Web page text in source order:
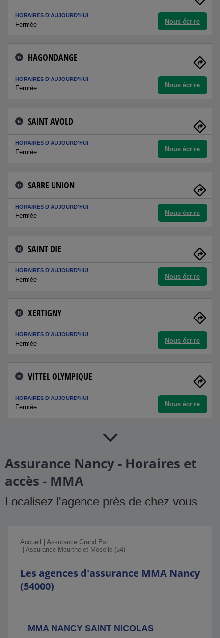
HORAIRES D'AUJOURD'HUI
Fermée Nous écrire
15 HAGONDANGE
HORAIRES D'AUJOURD'HUI
Fermée Nous écrire
16 SAINT AVOLD
HORAIRES D'AUJOURD'HUI
Fermée Nous écrire
17 SARRE UNION
HORAIRES D'AUJOURD'HUI
Fermée Nous écrire
18 SAINT DIE
HORAIRES D'AUJOURD'HUI
Fermée Nous écrire
19 XERTIGNY
HORAIRES D'AUJOURD'HUI
Fermée Nous écrire
20 VITTEL OLYMPIQUE
HORAIRES D'AUJOURD'HUI
Fermée Nous écrire
Assurance Nancy - Horaires et
accès - MMA
Localisez l'agence près de chez vous
Accueil
Assurance Grand Est
Assurance Meurthe-et-Moselle (54)
Les agences d'assurance MMA Nancy
(54000)
MMA NANCY SAINT NICOLAS